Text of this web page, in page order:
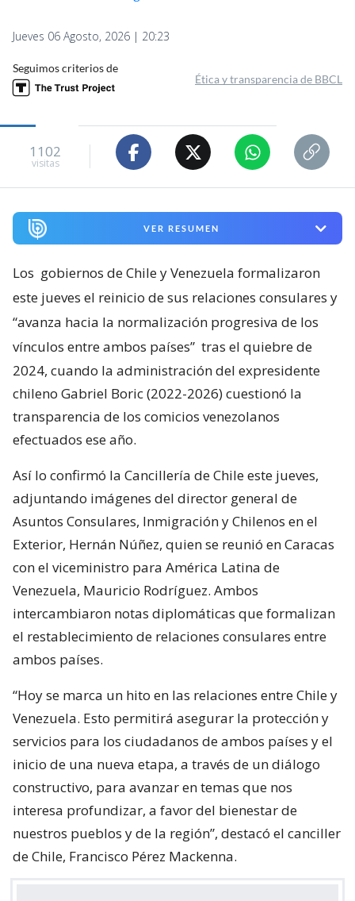
Jueves 06 Agosto, 2026 | 20:23
Seguimos criterios de
Ética y transparencia de BBCL
1102
visitas
VER RESUMEN
Los gobiernos de Chile y Venezuela formalizaron
este jueves el reinicio de sus relaciones consulares y
“avanza hacia la normalización progresiva de los
vínculos entre ambos países” tras el quiebre de
2024, cuando la administración del expresidente
chileno Gabriel Boric (2022-2026) cuestionó la
transparencia de los comicios venezolanos
efectuados ese año.
Así lo confirmó la Cancillería de Chile este jueves,
adjuntando imágenes del director general de
Asuntos Consulares, Inmigración y Chilenos en el
Exterior, Hernán Núñez, quien se reunió en Caracas
con el viceministro para América Latina de
Venezuela, Mauricio Rodríguez. Ambos
intercambiaron notas diplomáticas que formalizan
el restablecimiento de relaciones consulares entre
ambos países.
“Hoy se marca un hito en las relaciones entre Chile y
Venezuela. Esto permitirá asegurar la protección y
servicios para los ciudadanos de ambos países y el
inicio de una nueva etapa, a través de un diálogo
constructivo, para avanzar en temas que nos
interesa profundizar, a favor del bienestar de
nuestros pueblos y de la región”, destacó el canciller
de Chile, Francisco Pérez Mackenna.